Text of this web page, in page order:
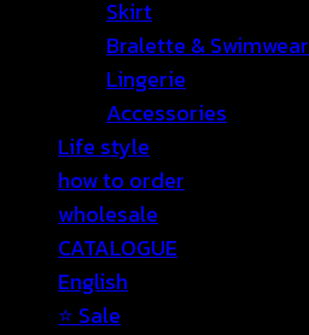
Skirt
Bralette & Swimwear
Lingerie
Accessories
Life style
how to order
wholesale
CATALOGUE
English
⭐ Sale